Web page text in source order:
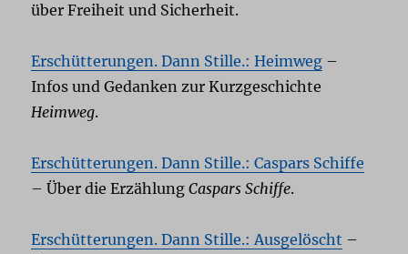
über Freiheit und Sicherheit.
Erschütterungen. Dann Stille.: Heimweg –
Infos und Gedanken zur Kurzgeschichte
Heimweg.
Erschütterungen. Dann Stille.: Caspars Schiffe
– Über die ErzählungCaspars Schiffe.
Erschütterungen. Dann Stille.: Ausgelöscht –